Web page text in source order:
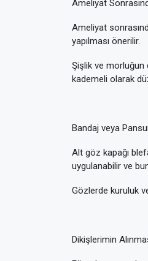
Ameliyat
Ameliyat
yapılması önerilir.
Şişlik ve
kademeli olarak
Bandaj veya
Alt göz kapağı
uygulanabilir ve
Gözlerde kuruluk
Dikişlerimin